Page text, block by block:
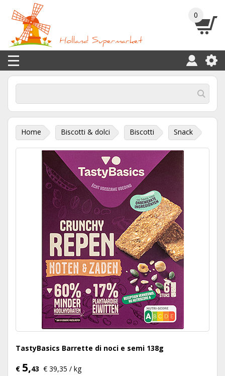
0
Home Biscotti & dolci Biscotti Snack
TastyBasics Barrette di noci e semi 138g
€ 5,43 € 39,35 / kg